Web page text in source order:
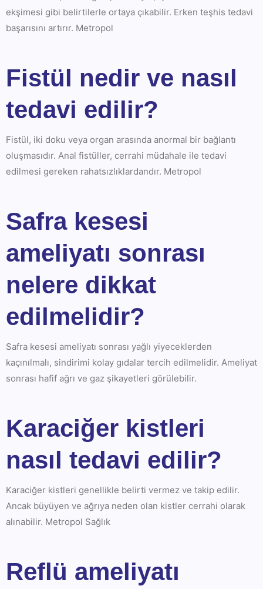
ekşimesi gibi belirtilerle ortaya çıkabilir. Erken teşhis tedavi
başarısını artırır. Metropol
Fistül nedir ve nasıl
tedavi edilir?
Fistül, iki doku veya organ arasında anormal bir bağlantı
oluşmasıdır. Anal fistüller, cerrahi müdahale ile tedavi
edilmesi gereken rahatsızlıklardandır. Metropol
Safra kesesi
ameliyatı sonrası
nelere dikkat
edilmelidir?
Safra kesesi ameliyatı sonrası yağlı yiyeceklerden
kaçınılmalı, sindirimi kolay gıdalar tercih edilmelidir. Ameliyat
sonrası hafif ağrı ve gaz şikayetleri görülebilir.
Karaciğer kistleri
nasıl tedavi edilir?
Karaciğer kistleri genellikle belirti vermez ve takip edilir.
Ancak büyüyen ve ağrıya neden olan kistler cerrahi olarak
alınabilir. Metropol Sağlık
Reflü ameliyatı